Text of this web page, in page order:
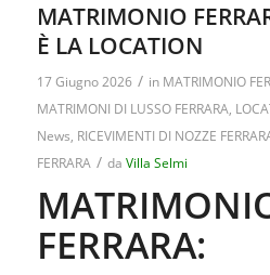
MATRIMONIO
È LA LOCATION
17 Giugno 2026 / in MATRIMONIO
MATRIMONI DI LUSSO FERRARA,
News, RICEVIMENTI DI NOZZE
FERRARA / da Villa Selmi
FERRARA: